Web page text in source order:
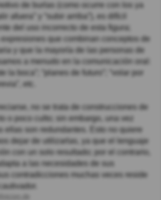
de burlas (como ocurre con los ya
afuera” y “subir arriba”), es difícil
del uso incorrecto de esta figura;
que combinan conceptos de
y que la mayoría de las personas de
a menudo en la comunicación oral:
la boca”; “planes de futuro”; “volar por
etc.
no se trata de construcciones de
o poco culto; sin embargo, una vez
ellas son redundantes. Esto no quiere
dejar de utilizarlas, ya que el lenguaje
con un solo resultado; por el contrario,
a las necesidades de sus
contradicciones muchas veces reside